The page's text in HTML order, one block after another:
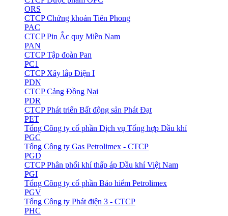
ORS
CTCP Chứng khoán Tiên Phong
PAC
CTCP Pin Ắc quy Miền Nam
PAN
CTCP Tập đoàn Pan
PC1
CTCP Xây lắp Điện I
PDN
CTCP Cảng Đồng Nai
PDR
CTCP Phát triển Bất động sản Phát Đạt
PET
Tổng Công ty cổ phần Dịch vụ Tổng hợp Dầu khí
PGC
Tổng Công ty Gas Petrolimex - CTCP
PGD
CTCP Phân phối khí thấp áp Dầu khí Việt Nam
PGI
Tổng Công ty cổ phần Bảo hiểm Petrolimex
PGV
Tổng Công ty Phát điện 3 - CTCP
PHC